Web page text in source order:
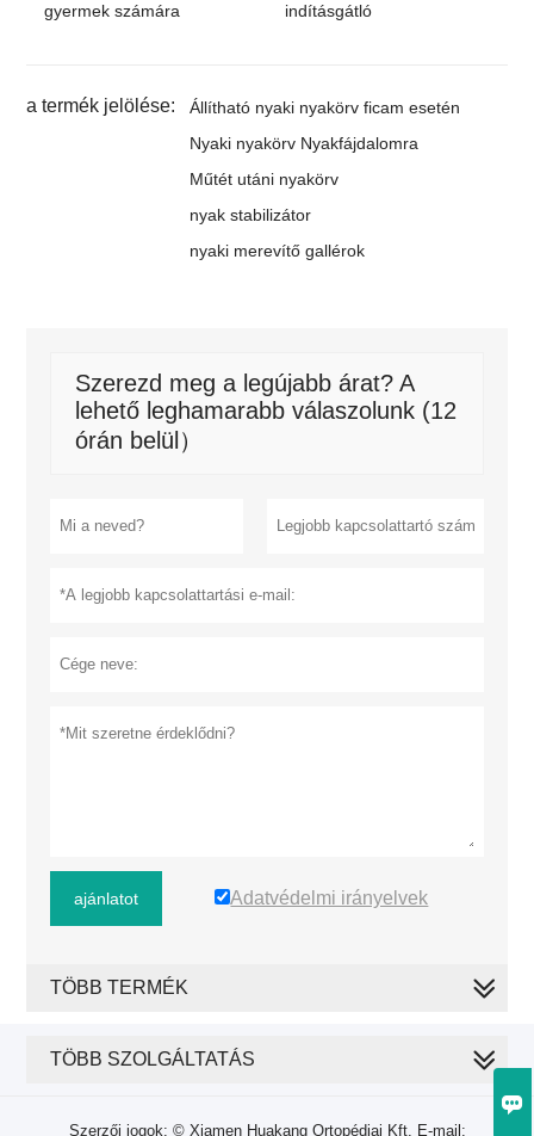

gyermek számára
indításgátló
a termék jelölése:
Állítható nyaki nyakörv ficam esetén
Nyaki nyakörv Nyakfájdalomra
Műtét utáni nyakörv
nyak stabilizátor
nyaki merevítő gallérok
Szerezd meg a legújabb árat? A
lehető leghamarabb válaszolunk (12
órán belül）
ajánlatot Adatvédelmi irányelvek
TÖBB TERMÉK
TÖBB SZOLGÁLTATÁS
Szerzői jogok: © Xiamen Huakang Ortopédiai Kft. E-mail: